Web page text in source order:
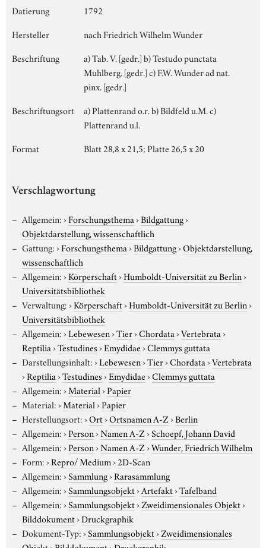
Datierung
1792
Hersteller
nach Friedrich Wilhelm Wunder
Beschriftung
a) Tab. V. [gedr.] b) Testudo punctata
Muhlberg. [gedr.] c) F.W. Wunder ad nat.
pinx. [gedr.]
Beschriftungsort
a) Plattenrand o.r. b) Bildfeld u.M. c)
Plattenrand u.l.
Format
Blatt 28,8 x 21,5; Platte 26,5 x 20
Verschlagwortung
Allgemein:›Forschungsthema›Bildgattung›
Objektdarstellung, wissenschaftlich
Gattung:›Forschungsthema›Bildgattung›Objektdarstellung,
wissenschaftlich
Allgemein:›Körperschaft›Humboldt-Universität zu Berlin›
Universitätsbibliothek
Verwaltung:›Körperschaft›Humboldt-Universität zu Berlin›
Universitätsbibliothek
Allgemein:›Lebewesen›Tier›Chordata›Vertebrata›
Reptilia›Testudines›Emydidae›Clemmys guttata
Darstellungsinhalt:›Lebewesen›Tier›Chordata›Vertebrata
›Reptilia›Testudines›Emydidae›Clemmys guttata
Allgemein:›Material›Papier
Material:›Material›Papier
Herstellungsort:›Ort›Ortsnamen A-Z›Berlin
Allgemein:›Person›Namen A-Z›Schoepf, Johann David
Allgemein:›Person›Namen A-Z›Wunder, Friedrich Wilhelm
Form:›Repro/ Medium›2D-Scan
Allgemein:›Sammlung›Rarasammlung
Allgemein:›Sammlungsobjekt›Artefakt›Tafelband
Allgemein:›Sammlungsobjekt›Zweidimensionales Objekt›
Bilddokument›Druckgraphik
Dokument-Typ:›Sammlungsobjekt›Zweidimensionales